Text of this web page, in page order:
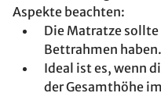
Aspekte beachten:
Die Matratze
Bettrahmen haben.
Ideal ist es, wenn
der Gesamthöhe